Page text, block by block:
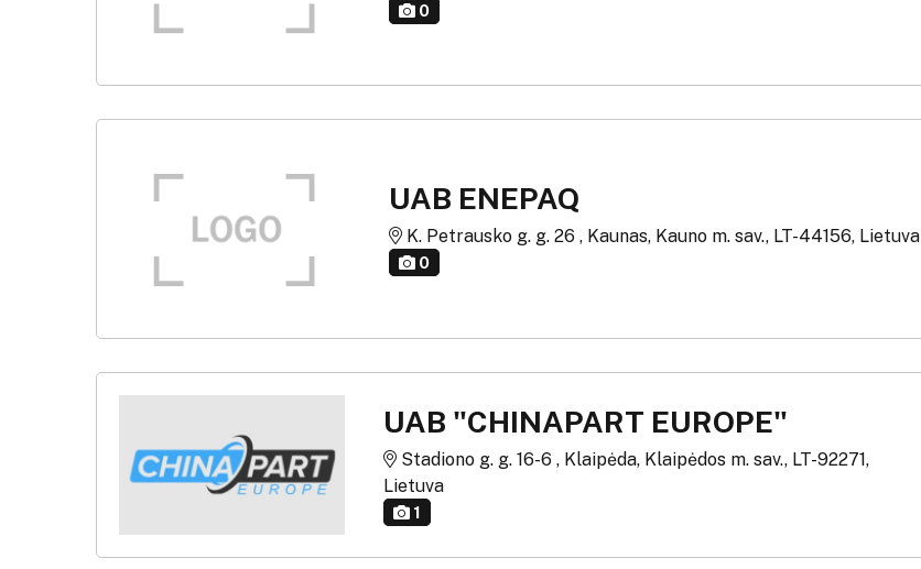
0
UAB ENEPAQ
K. Petrausko g. g. 26 , Kaunas, Kauno m. sav., LT-44156, Lietuva
0
UAB "CHINAPART EUROPE"
Stadiono g. g. 16-6 , Klaipėda, Klaipėdos m. sav., LT-92271,
Lietuva
1